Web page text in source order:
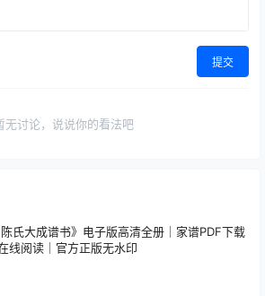
提交
无讨论，说说你的看法吧
陈氏大成谱书》电子版高清全册｜家谱PDF下载
线阅读｜官方正版无水印